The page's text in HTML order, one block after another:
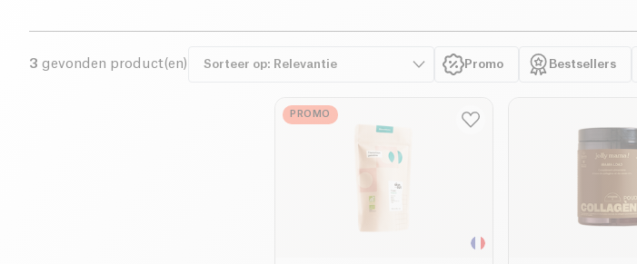
3 gevonden product(en) Promo Bestsellers
PROMO